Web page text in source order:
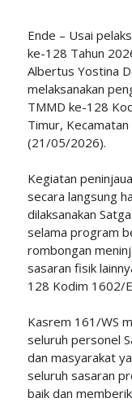
Ende – Usai
ke-128 Tahun
Albertus Yostina
melaksanakan
TMMD ke-128
Timur,
(21/05/2026).
Kegiatan
secara langsung
dilaksanakan
selama program
rombongan
sasaran fisik
128 Kodim 1602/
Kasrem 161/WS
seluruh personel
dan masyarakat
seluruh sasaran
baik dan